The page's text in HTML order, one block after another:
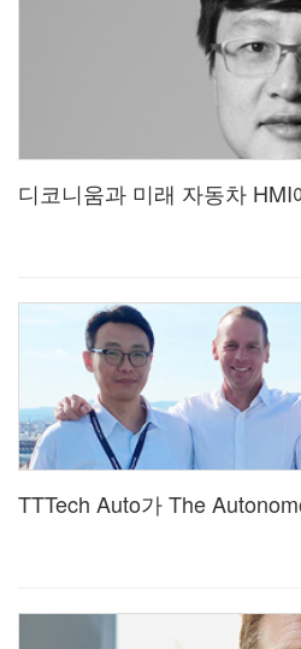
디코니움과 미래 자동차 HMI
TTTech Auto가 The